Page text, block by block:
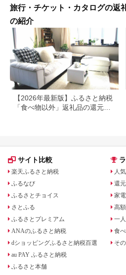
旅行・チケット・カタログの返
の紹介
【2026年最新版】ふるさと納税
「食べ物以外」返礼品の還元率
サイト比較
楽天ふるさと納税
ふるなび
ふるさとチョイス
さとふる
ふるさとプレミアム
ANAのふるさと納税
dショッピングふるさと納税百選
au PAY ふるさと納税
ふるさと本舗
人
還
家
高
一
食
そ